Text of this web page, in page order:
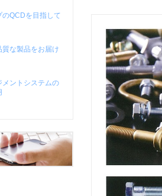
のQCDを目指して
質な製品をお届け
メントシステムの